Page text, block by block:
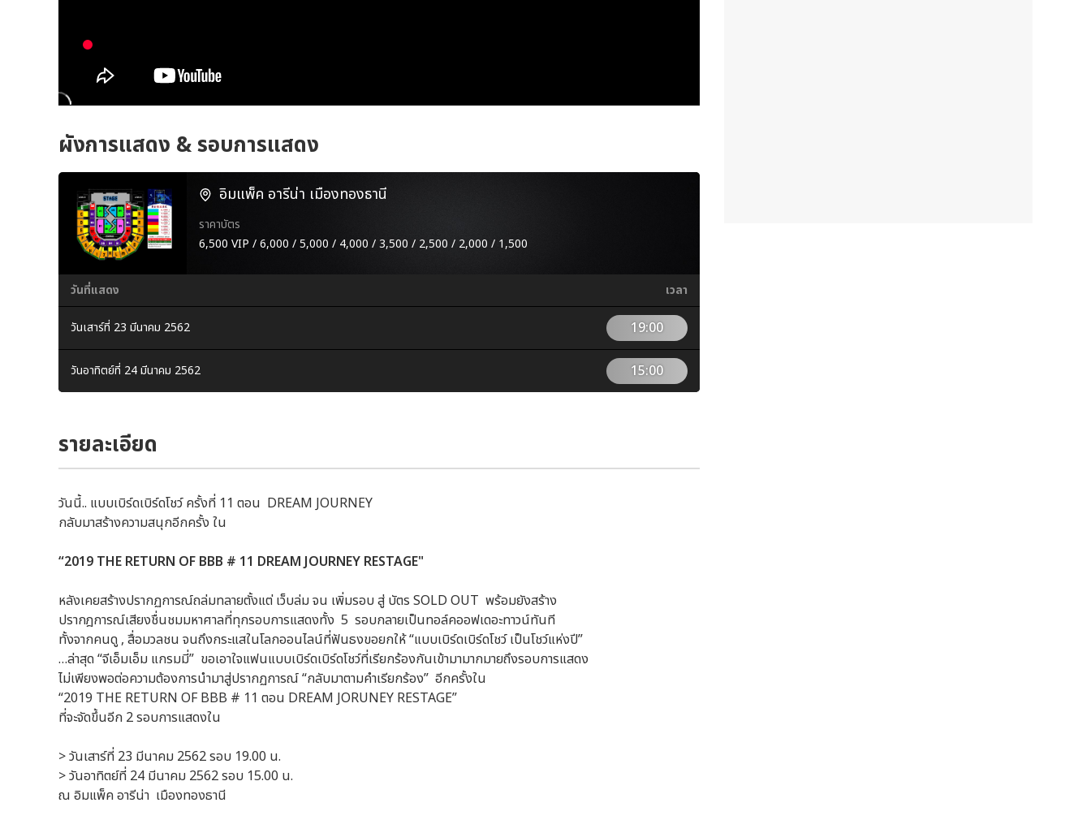
ผังการแสดง & รอบการแสดง
อิมแพ็ค อารีน่า เมืองทองธานี
ราคาบัตร
6,500 VIP / 6,000 / 5,000 / 4,000 / 3,500 / 2,500 / 2,000 / 1,500
วันที่แสดง เวลา
วันเสาร์ที่ 23 มีนาคม 2562 19:00
วันอาทิตย์ที่ 24 มีนาคม 2562 15:00
รายละเอียด
วันนี้.. แบบเบิร์ดเบิร์ดโชว์ ครั้งที่ 11 ตอน DREAM JOURNEY
กลับมาสร้างความสนุกอีกครั้ง ใน
“2019 THE RETURN OF BBB # 11 DREAM JOURNEY RESTAGE"
หลังเคยสร้างปรากฏการณ์ถล่มทลายตั้งแต่ เว็บล่ม จน เพิ่มรอบ สู่ บัตร SOLD OUT พร้อมยังสร้าง
ปรากฎการณ์เสียงชื่นชมมหาศาลที่ทุกรอบการแสดงทั้ง 5 รอบกลายเป็นทอล์คออฟเดอะทาวน์ทันที
ทั้งจากคนดู , สื่อมวลชน จนถึงกระแสในโลกออนไลน์ที่ฟันธงขอยกให้ “แบบเบิร์ดเบิร์ดโชว์ เป็นโชว์แห่งปี”
…ล่าสุด “จีเอ็มเอ็ม แกรมมี่” ขอเอาใจแฟนแบบเบิร์ดเบิร์ดโชว์ที่เรียกร้องกันเข้ามามากมายถึงรอบการแสดง
ไม่เพียงพอต่อความต้องการนำมาสู่ปรากฏการณ์ “กลับมาตามคำเรียกร้อง” อีกครั้งใน
“2019 THE RETURN OF BBB # 11 ตอน DREAM JORUNEY RESTAGE”
ที่จะจัดขึ้นอีก 2 รอบการแสดงใน
> วันเสาร์ที่ 23 มีนาคม 2562 รอบ 19.00 น.
> วันอาทิตย์ที่ 24 มีนาคม 2562 รอบ 15.00 น.
ณ อิมแพ็ค อารีน่า เมืองทองธานี